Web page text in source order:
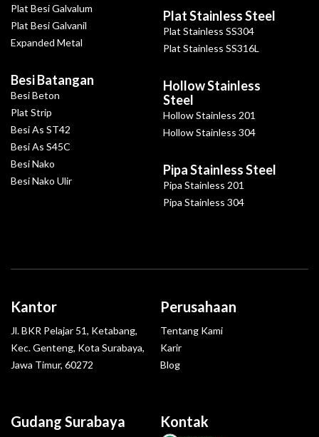
Plat Besi Galvalum
Plat Besi Galvanil
Expanded Metal
Besi Batangan
Besi Beton
Plat Strip
Besi As ST42
Besi As S45C
Besi Nako
Besi Nako Ulir
Plat Stainless Steel
Plat Stainless SS304
Plat Stainless SS316L
Hollow Stainless
Steel
Hollow Stainless 201
Hollow Stainless 304
Pipa Stainless Steel
Pipa Stainless 201
Pipa Stainless 304
Gudang Surabaya
Kantor
Jl. BKR Pelajar 51, Ketabang,
Kec. Genteng, Kota Surabaya,
Jawa Timur, 60272
Kontak
Perusahaan
Tentang Kami
Karir
Blog